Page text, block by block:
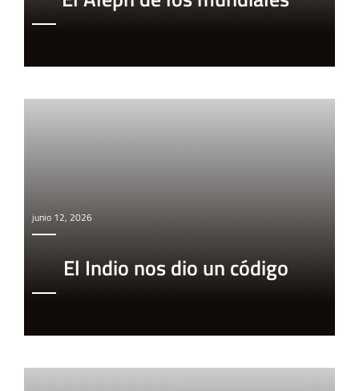
junio 12, 2026
El Indio nos dio un código